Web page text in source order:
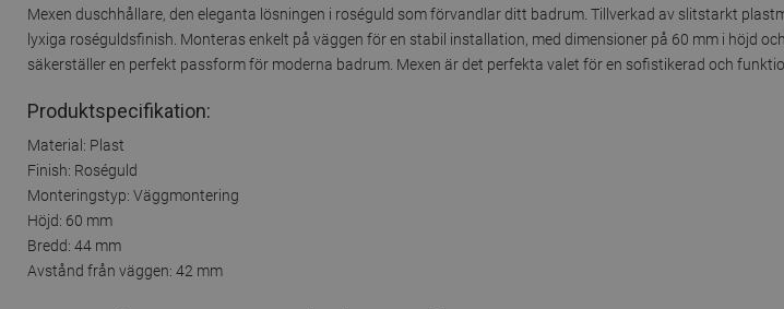
Mexen duschhållare, den eleganta lösningen i roséguld som förvandlar ditt badrum. Tillverkad av slitstarkt
lyxiga roséguldsfinish. Monteras enkelt på väggen för en stabil installation, med dimensioner på 60 mm i höjd
säkerställer en perfekt passform för moderna badrum. Mexen är det perfekta valet för en sofistikerad och
Produktspecifikation:
Material: Plast
Finish: Roséguld
Monteringstyp: Väggmontering
Höjd: 60 mm
Bredd: 44 mm
Avstånd från väggen: 42 mm